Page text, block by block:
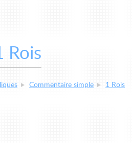
Rois
Commentaire simple
1 Rois